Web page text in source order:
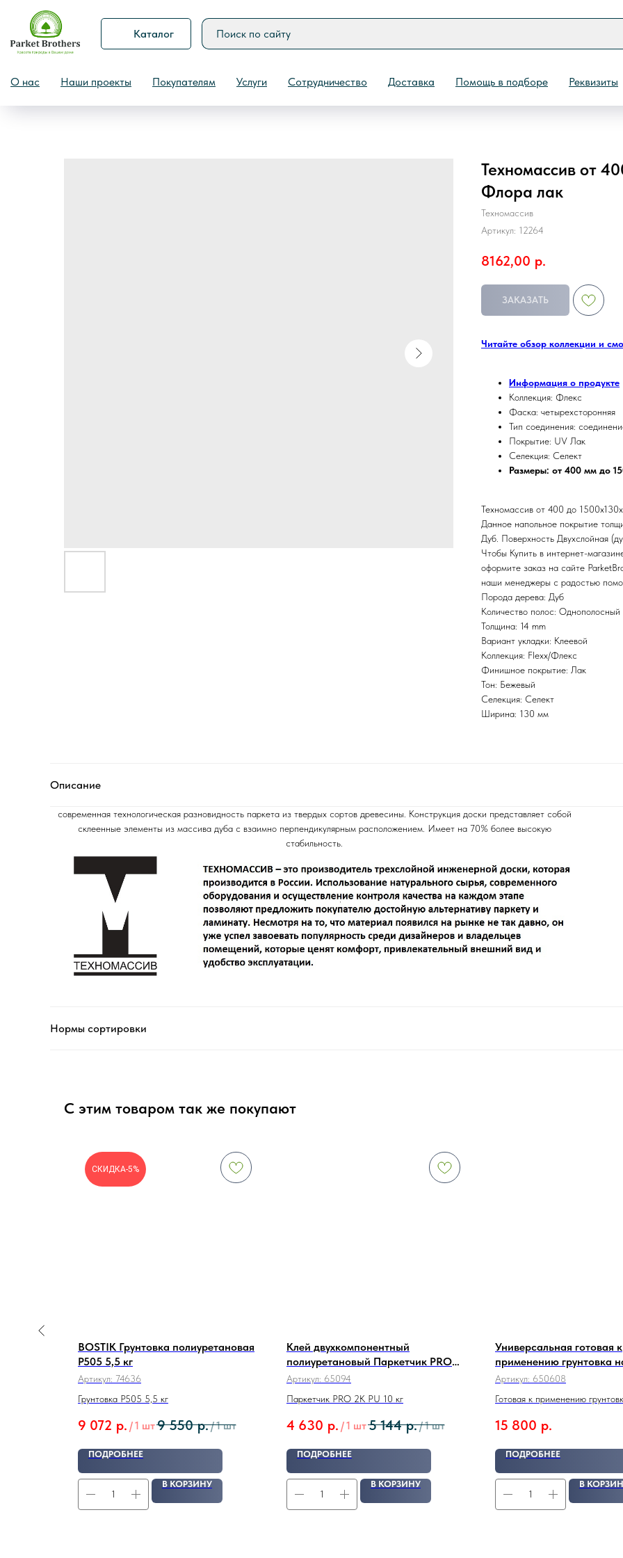
Каталог
О нас Наши проекты Покупателям Услуги Сотрудничество Доставка Помощь в подборе Реквизиты
НазадТехномассив от
Флора лак
Техномассив
Артикул: 12264
8162,00 р.
ЗАКАЗАТЬ
Читайте обзор коллекции и
Информация о продукте
Коллекция: Флекс
Фаска: четырехсторонняя
Тип соединения:
Покрытие: UV Лак
Селекция: Селект
Размеры: от 400 мм до
Техномассив от 400 до
Данное напольное покрытие
Дуб. Поверхность Двухслойная
Чтобы Купить в интернет-
оформите заказ на сайте
наши менеджеры с радостью
Порода дерева: Дуб
Количество полос: Однополосный
Толщина: 14 mm
Вариант укладки: Клеевой
Коллекция: Flexx/Флекс
Финишное покрытие: Лак
Тон: Бежевый
Селекция: Селект
Ширина: 130 мм
Описание
современная технологическая разновидность паркета из твердых сортов древесины. Конструкция доски представляет собой
склеенные элементы из массива дуба с взаимно перпендикулярным расположением. Имеет на 70% более высокую
стабильность.
Нормы сортировки
С этим товаром так же покупают
СКИДКА-5%
BOSTIK Грунтовка полиуретановая
P505 5,5 кг
Артикул: 74636
Грунтовка P505 5,5 кг
9 072 р. /1 шт9 550 р./1 шт
ПОДРОБНЕЕ
В КОРЗИНУ
Клей двухкомпонентный
полиуретановый Паркетчик PRO
2K PU 10 кг
Артикул: 65094
Паркетчик PRO 2K PU 10 кг
4 630 р. /1 шт5 144 р./1 шт
ПОДРОБНЕЕ
В КОРЗИНУ
Универсальная готовая к
применению грунтовка
ПУ WAKOL D 3055 10 кг.
Артикул: 650608
Готовая к применению
15 800 р.
ПОДРОБНЕЕ
В